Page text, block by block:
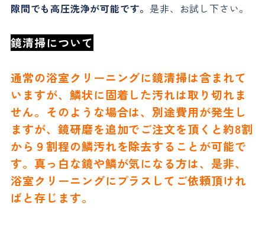
隙間でも高圧洗浄が可能です。 是非、お試し下さい。
鏡清掃について
通常の浴室クリーニングに鏡清掃は含まれて
いますが、鱗状に固着した汚れは取り切れま
せん。そのような場合は、別途費用が発生し
ますが、鏡研磨を追加でご注文を頂くと約8割
から９割程の鱗汚れを除去することが可能で
す。真っ白な鏡や鱗が気になる方は、是非、
浴室クリーニングにプラスしてご依頼頂けれ
ばと存じます。